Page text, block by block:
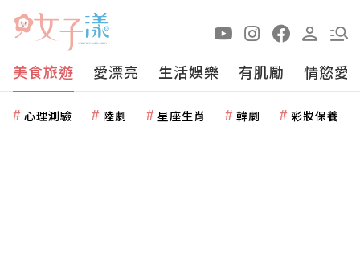
美食旅遊 愛漂亮 生活娛樂 有肌勵 情慾愛
心理測驗 陸劇 星座生肖 韓劇 彩妝保養